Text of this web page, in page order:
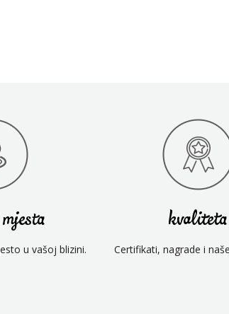
u vašoj blizini.
kvaliteta
Certifikati, nagrade i